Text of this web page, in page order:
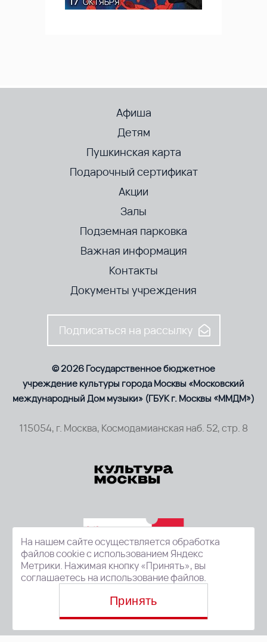
Афиша
Детям
Пушкинская карта
Подарочный сертификат
Акции
Залы
Подземная парковка
Важная информация
Контакты
Документы учреждения
Подписаться на рассылку
© 2026 Государственное бюджетное
учреждение культуры города Москвы «Московский
международный Дом музыки» (ГБУК г. Москвы «ММДМ»)
115054, г. Москва, Космодамианская наб. 52, стр. 8
На нашем сайте осуществляется обработка
файлов cookie с использованием Яндекс
Метрики. Нажимая кнопку «Принять», вы
соглашаетесь на использование файлов.
Принять